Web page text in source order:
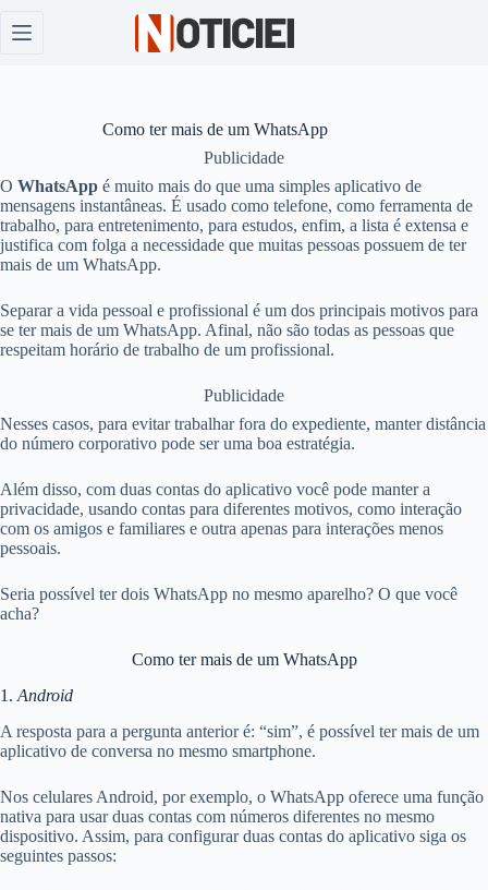
para
Como ter mais de um WhatsApp
Publicidade
O WhatsApp é muito mais do que uma simples aplicativo de
mensagens instantâneas. É usado como telefone, como ferramenta de
trabalho, para entretenimento, para estudos, enfim, a lista é extensa e
justifica com folga a necessidade que muitas pessoas possuem de ter
mais de um WhatsApp.
Separar a vida pessoal e profissional é um dos principais motivos para
se ter mais de um WhatsApp. Afinal, não são todas as pessoas que
respeitam horário de trabalho de um profissional.
Publicidade
Nesses casos, para evitar trabalhar fora do expediente, manter distância
do número corporativo pode ser uma boa estratégia.
Além disso, com duas contas do aplicativo você pode manter a
privacidade, usando contas para diferentes motivos, como interação
com os amigos e familiares e outra apenas para interações menos
pessoais.
Seria possível ter dois WhatsApp no mesmo aparelho? O que você
acha?
Como ter mais de um WhatsApp
1. Android
A resposta para a pergunta anterior é: “sim”, é possível ter mais de um
aplicativo de conversa no mesmo smartphone.
Nos celulares Android, por exemplo, o WhatsApp oferece uma função
nativa para usar duas contas com números diferentes no mesmo
dispositivo. Assim, para configurar duas contas do aplicativo siga os
seguintes passos: